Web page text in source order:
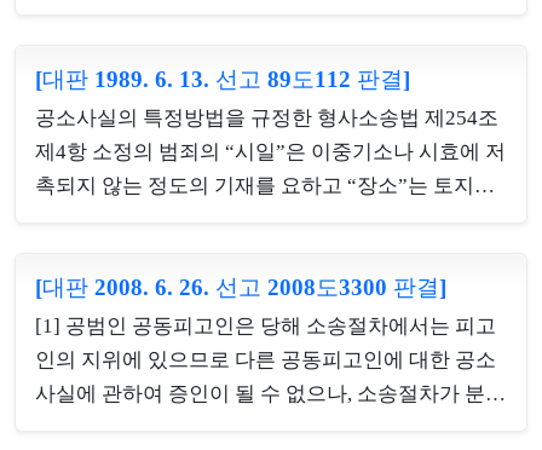
조처에 피고인의 제1심판결을 받을 기회를 박탈하여
헌법 제27조 제1항의 법률에 의한 재판을 받을 권리
를 침해한 위법이 있다고 할수 없다. 다. 배임죄에 있
어서 손해란 ...
제가 되는 정범의 범죄구성을 충족하는 구체적 사실
을 기재하여야 한다.[2] 매도, 매수와 같이 2인 이상의
서로 대향된 행위의 존재를 필요로 하는 관계에 있어
서는 공범이나 방조범에 관한 형법총칙 규정의 적용
존재를 필요로 하는 상대방의 매수범행에 대하여 공
범이나 방조범관계가 성립되지 아니한다.[3] 약사법
위반죄의 방조범에 대한 공소사실 중 정범의 범죄사
실이 전혀 특정...
[대판 1989. 6. 13. 선고 89도112 판결]
공소사실의 특정방법을 규정한 형사소송법 제254조
제4항 소정의 범죄의 “시일”은 이중기소나 시효에 저
촉되지 않는 정도의 기재를 요하고 “장소”는 토지관
고 이와 같은 공소범죄사실의 세가지 특정요소를 갖
출 것을 요구하는 법의 취지는 결국 피고인의 방어의
범위를 한정시켜 방어권행사를 쉽게 해주려는데 있
으므로 공소사실은 위 세가지의 특정요소를 종합하
[대판 2008. 6. 26. 선고 2008도3300 판결]
[1] 공범인 공동피고인은 당해 소송절차에서는 피고
인의 지위에 있으므로 다른 공동피고인에 대한 공소
사실에 관하여 증인이 될 수 없으나, 소송절차가 분리